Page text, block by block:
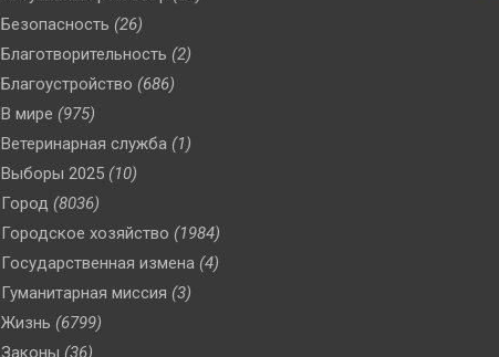
Безопасность (26)
Благотворительность (2)
Благоустройство (686)
В мире (975)
Ветеринарная служба (1)
Выборы 2025 (10)
Город (8036)
Городское хозяйство (1984)
Государственная измена (4)
Гуманитарная миссия (3)
Жизнь (6799)
Законы (36)